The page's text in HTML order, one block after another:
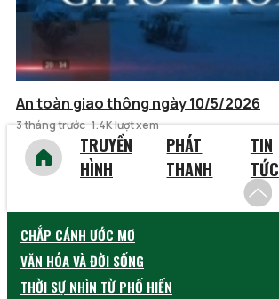
An toàn giao thông ngày 10/5/2026
3 tháng trước 1.4K lượt xem
TRUYỀN
HÌNH
PHÁT
THANH
TIN
TỨC
CHẮP CÁNH ƯỚC MƠ
VĂN HÓA VÀ ĐỜI SỐNG
THỜI SỰ NHÌN TỪ PHỐ HIẾN